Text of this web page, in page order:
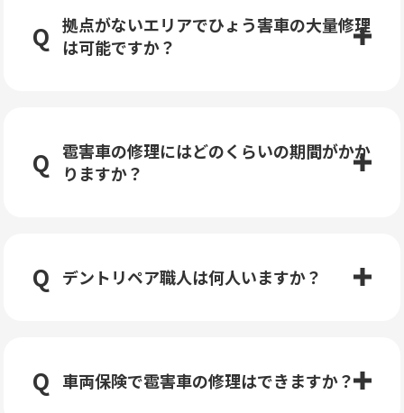
拠点がないエリアでひょう害車の大量修理
は可能ですか？
雹害車の修理にはどのくらいの期間がかか
りますか？
デントリペア職人は何人いますか？
車両保険で雹害車の修理はできますか？